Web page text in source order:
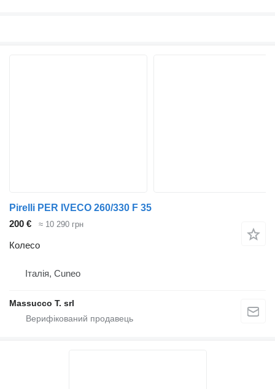
Pirelli PER IVECO 260/330 F 35
200 €
≈ 10 290 грн
Колесо
Італія, Cuneo
Massucco T. srl